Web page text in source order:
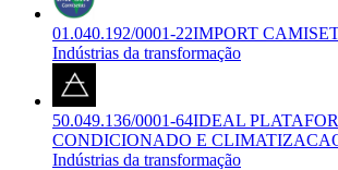
01.040.192/0001-22IMPORT
Indústrias da transformação
50.049.136/0001-64IDEAL
CONDICIONADO E
Indústrias da transformação